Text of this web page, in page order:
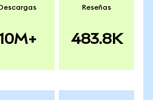
Reseñas
483.8K